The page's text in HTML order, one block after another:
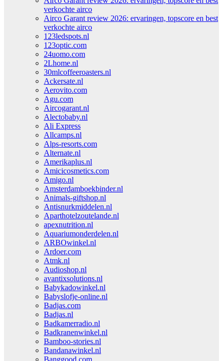
verkochte airco
Airco Garant review 2026: ervaringen, topscore en best
verkochte airco
123ledspots.nl
123optic.com
24uomo.com
2Lhome.nl
30mlcoffeeroasters.nl
Ackersate.nl
Aerovito.com
Agu.com
Aircogarant.nl
Alectobaby.nl
Ali Express
Allcamps.nl
Alps-resorts.com
Alternate.nl
Amerikaplus.nl
Amicicosmetics.com
Amigo.nl
Amsterdamboekbinder.nl
Animals-giftshop.nl
Antisnurkmiddelen.nl
Aparthotelzoutelande.nl
apexnutrition.nl
Aquariumonderdelen.nl
ARBOwinkel.nl
Ardoer.com
Atmk.nl
Audioshop.nl
avantixsolutions.nl
Babykadowinkel.nl
Babyslofje-online.nl
Badjas.com
Badjas.nl
Badkamerradio.nl
Badkranenwinkel.nl
Bamboo-stories.nl
Bandanawinkel.nl
Banggood.com